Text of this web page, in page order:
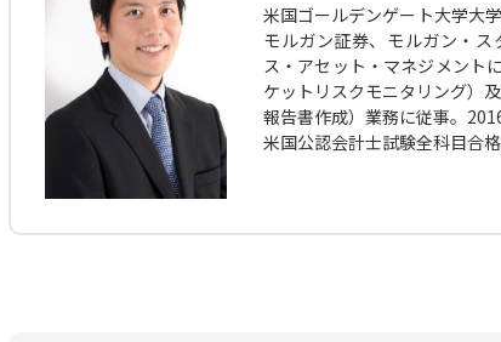
米国ゴールデンゲート大学大
モルガン証券、モルガン・ス
ス・アセット・マネジメント
ケットリスクモニタリング）
報告書作成）業務に従事。
米国公認会計士試験全科目合